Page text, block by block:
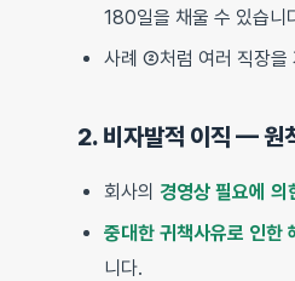
180일을 채울 수 있습니
사례 ②처럼 여러 직장을
2. 비자발적 이직 — 원
회사의 경영상 필요에 의
중대한 귀책사유로 인한
니다.